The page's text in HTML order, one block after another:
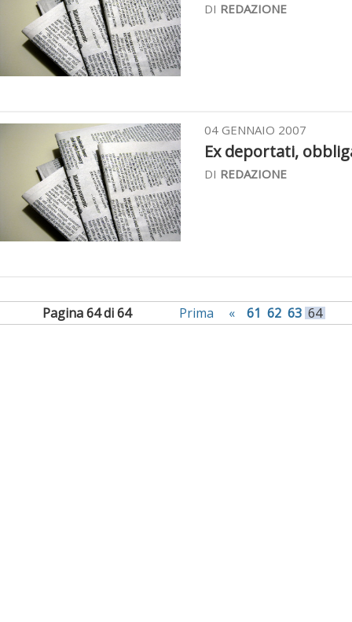
DI REDAZIONE
04 GENNAIO 2007
Ex deportati,
DI REDAZIONE
Pagina 64 di 64 Prima « 61 62 63 64